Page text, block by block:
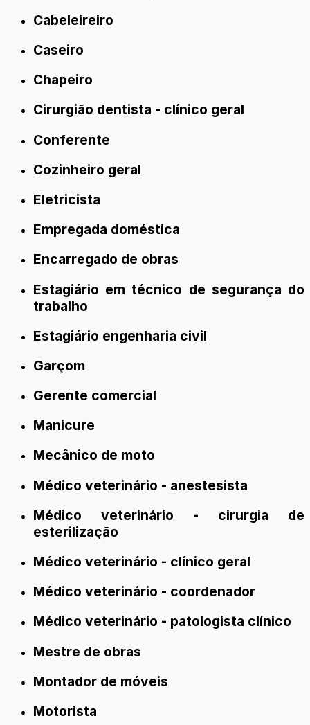
Cabeleireiro
Caseiro
Chapeiro
Cirurgião dentista - clínico geral
Conferente
Cozinheiro geral
Eletricista
Empregada doméstica
Encarregado de obras
Estagiário em técnico de segurança do
trabalho
Estagiário engenharia civil
Garçom
Gerente comercial
Manicure
Mecânico de moto
Médico veterinário - anestesista
Médico veterinário - cirurgia de
esterilização
Médico veterinário - clínico geral
Médico veterinário - coordenador
Médico veterinário - patologista clínico
Mestre de obras
Montador de móveis
Motorista